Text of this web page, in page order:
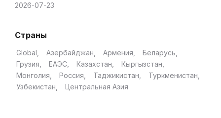
2026-07-23
Страны
Global Азербайджан Армения
Беларусь
Грузия
ЕАЭС Казахстан
Кыргызстан
Монголия
Россия Таджикистан
Туркменистан
Узбекистан
Центральная Азия